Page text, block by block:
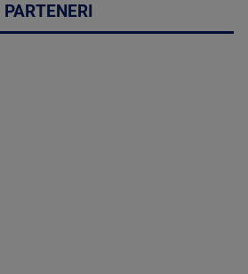
PARTENERI